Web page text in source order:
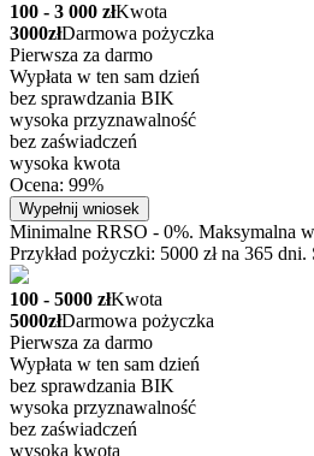
100 - 3 000 złKwota
3000złDarmowa pożyczka
Pierwsza za darmo
Wypłata w ten sam dzień
bez sprawdzania BIK
wysoka przyznawalność
bez zaświadczeń
wysoka kwota
Ocena: 99%
Wypełnij wniosek
Minimalne RRSO - 0%. Maksymalna
Przykład pożyczki: 5000 zł na 365 dni.
100 - 5000 złKwota
5000złDarmowa pożyczka
Pierwsza za darmo
Wypłata w ten sam dzień
bez sprawdzania BIK
wysoka przyznawalność
bez zaświadczeń
wysoka kwota